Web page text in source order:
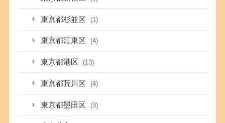
東京都杉並区 (1)
東京都江東区 (4)
東京都港区 (13)
東京都荒川区 (4)
東京都墨田区 (3)